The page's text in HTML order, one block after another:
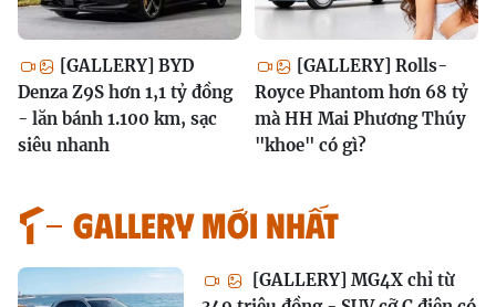
[GALLERY] BYD
Denza Z9S hơn 1,1 tỷ đồng
- lăn bánh 1.100 km, sạc
siêu nhanh
[GALLERY] Rolls-
Royce Phantom hơn 68 tỷ
mà HH Mai Phương Thúy
"khoe" có gì?
GALLERY MỚI NHẤT
[GALLERY] MG4X chỉ từ